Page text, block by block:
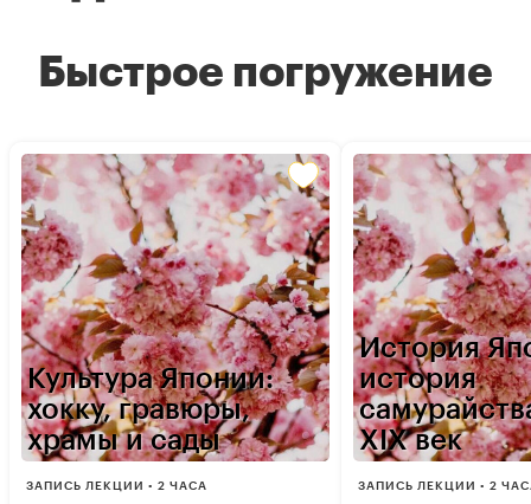
Быстрое погружение
Культура Японии:
хокку, гравюры,
храмы и сады
ЗАПИСЬ ЛЕКЦИИ • 2 ЧАСА
История
история
XIX век
ЗАПИСЬ ЛЕКЦИИ • 2